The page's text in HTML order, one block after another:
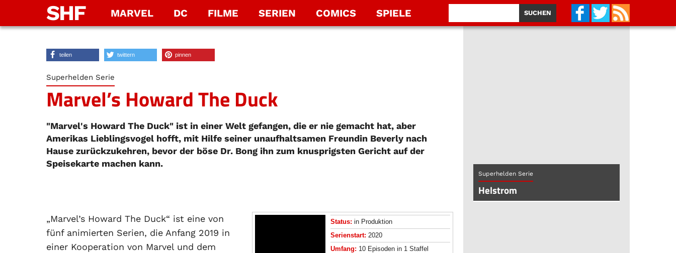
SHF MARVEL DC FILME SERIEN COMICS SPIELE
teilen twittern pinnen
Superhelden Serie
Marvel’s Howard The Duck
"Marvel's Howard The Duck" ist in einer Welt gefangen, die er nie gemacht hat, aber
Amerikas Lieblingsvogel hofft, mit Hilfe seiner unaufhaltsamen Freundin Beverly nach
Hause zurückzukehren, bevor der böse Dr. Bong ihn zum knusprigsten Gericht auf der
Speisekarte machen kann.
Status: in Produktion
Serienstart: 2020
Umfang: 10 Episoden in 1 Staffel
„Marvel’s Howard The Duck“ ist eine von
fünf animierten Serien, die Anfang 2019 in
einer Kooperation von Marvel und dem
Superhelden Serie
Helstrom